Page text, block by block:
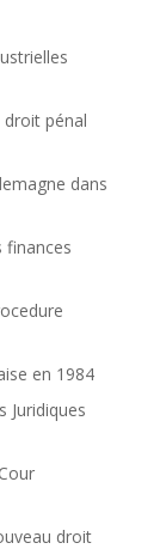
droit pénal
dans
finances
en 1984
Juridiques
droit